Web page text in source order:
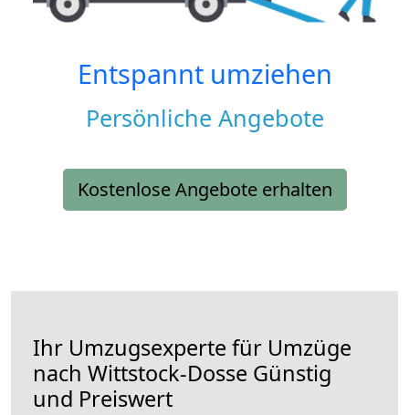
Entspannt umziehen
Persönliche Angebote
Kostenlose Angebote erhalten
Ihr Umzugsexperte für Umzüge
nach Wittstock-Dosse Günstig
und Preiswert